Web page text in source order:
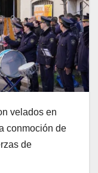
velados en
conmoción de
de